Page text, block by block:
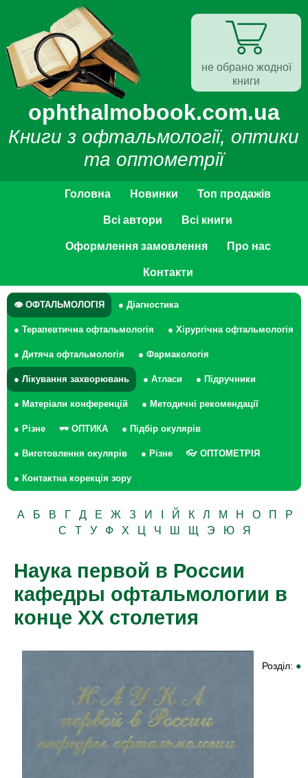
ophthalmobook.com.ua
Книги з офтальмології, оптики
та оптометрії
Головна Новинки Топ продажів
Всі автори Всі книги
Оформлення замовлення Про нас
Контакти
👁 ОФТАЛЬМОЛОГІЯ ● Діагностика
● Терапевтична офтальмологія ● Хірургічна офтальмологія
● Дитяча офтальмологія ● Фармакологія
● Лікування захворювань ● Атласи ● Підручники
● Матеріали конференцій ● Методичні рекомендації
● Різне 🕶 ОПТИКА ● Підбір окулярів
● Виготовлення окулярів ● Різне 👓 ОПТОМЕТРІЯ
● Контактна корекція зору
А Б В Г Д Е Ж З И Й К Л М Н О П
Р
С
Т У Ф Х Ц Ч Ш Щ Э Ю Я
Наука первой в России
кафедры офтальмологии в
конце ХХ столетия
Розділ: ●
не обрано жодної
книги